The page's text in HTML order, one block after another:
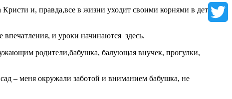
и, правда,все в жизни уходит своими корнями в детство.
и уроки начинаются здесь.
родители,бабушка, балующая внучек, прогулки,
– меня окружали заботой и вниманием бабушка, не
VK